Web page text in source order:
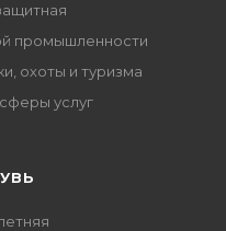
промышленности
охоты и туризма
услуг